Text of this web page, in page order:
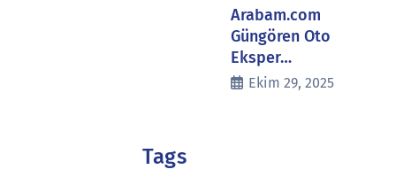
Arabam.com
Güngören Oto
Eksper…
Ekim 29, 2025
Tags